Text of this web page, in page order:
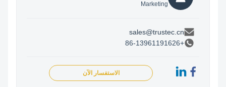
Marketing
sales@trustec.cn
الاستفسار الآن